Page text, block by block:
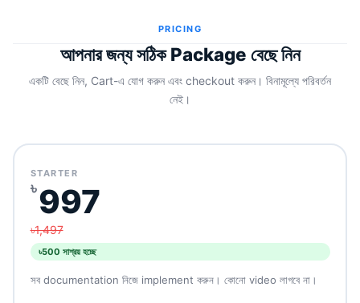
PRICING
আপনার জন্য সঠিক Package বেছে নিন
একটি বেছে নিন, Cart-এ যোগ করুন এবং checkout করুন। বিনামূল্যে পরিবর্তন
নেই।
STARTER
৳997
৳1,497
৳500 সাশ্রয় হচ্ছে
সব documentation নিজে implement করুন। কোনো video লাগবে না।